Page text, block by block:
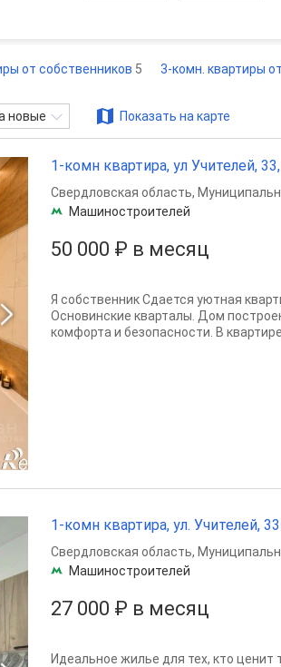
от собственников 5 3-комн. квартиры
новые Показать на карте
1-комн квартира, ул Учителей,
50 000 ₽ в месяц
Свердловская область,
Машиностроителей
Я собственник Сдается уютная
Основинские кварталы. Дом
комфорта и безопасности. В
1-комн квартира, ул. Учителей,
27 000 ₽ в месяц
Свердловская область,
Машиностроителей
Идеальное жилье для тех, кто